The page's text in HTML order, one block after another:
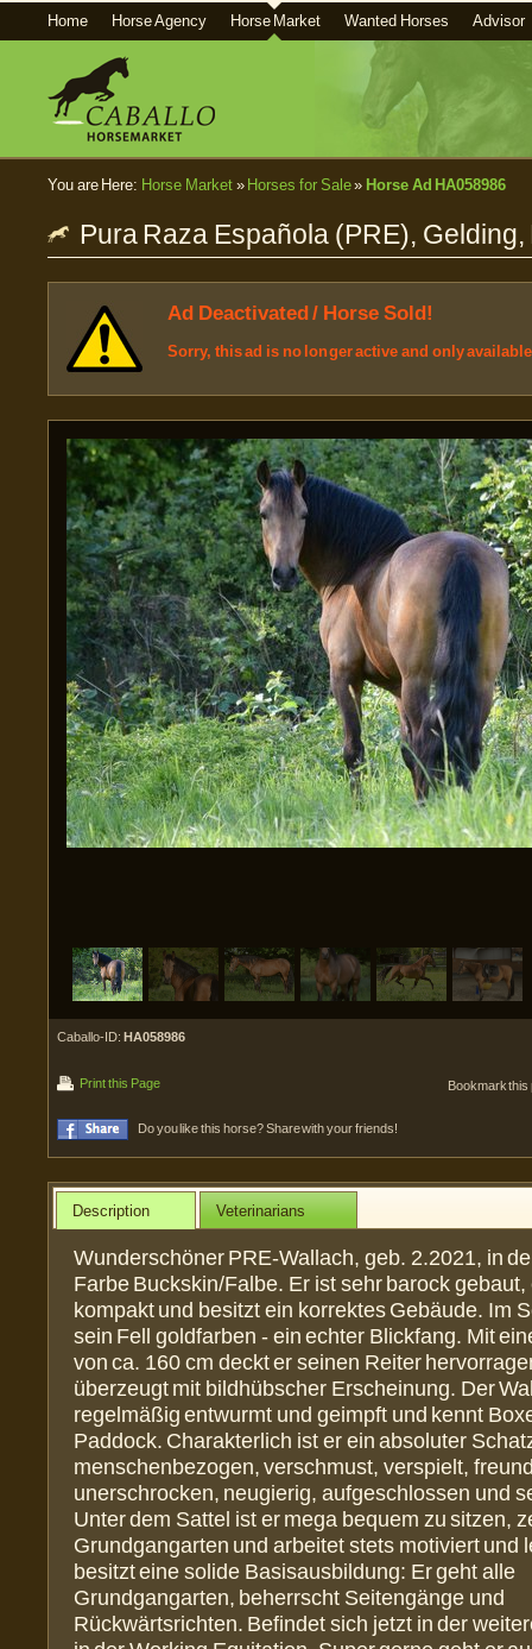
Home Horse Agency Horse Market Wanted Horses Advisor
You are Here: Horse Market» Horses for Sale» Horse Ad HA058986
Pura Raza Española (PRE),
Ad Deactivated / Horse Sold!
Sorry, this ad is no longer active and only
Caballo-ID: HA058986
Print this Page Bookmark
Do you like this horse? Share with your friends!
Description Veterinarians
Wunderschöner PRE-Wallach, geb. 2.2021, in
Farbe Buckskin/Falbe. Er ist sehr barock gebaut,
kompakt und besitzt ein korrektes Gebäude. Im
sein Fell goldfarben - ein echter Blickfang. Mit
von ca. 160 cm deckt er seinen Reiter
überzeugt mit bildhübscher Erscheinung. Der
regelmäßig entwurmt und geimpft und kennt
Paddock. Charakterlich ist er ein absoluter
menschenbezogen, verschmust, verspielt,
unerschrocken, neugierig, aufgeschlossen und
Unter dem Sattel ist er mega bequem zu sitzen,
Grundgangarten und arbeitet stets motiviert und
besitzt eine solide Basisausbildung: Er geht alle
Grundgangarten, beherrscht Seitengänge und
Rückwärtsrichten. Befindet sich jetzt in der